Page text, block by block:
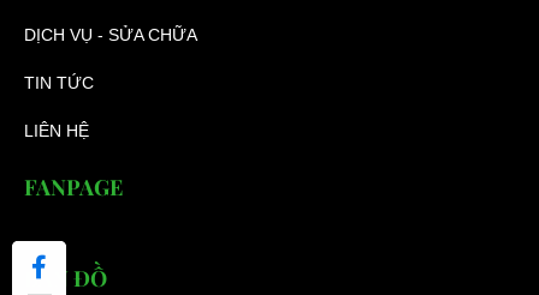
DỊCH VỤ - SỬA CHỮA
TIN TỨC
LIÊN HỆ
FANPAGE
BẢN ĐỒ